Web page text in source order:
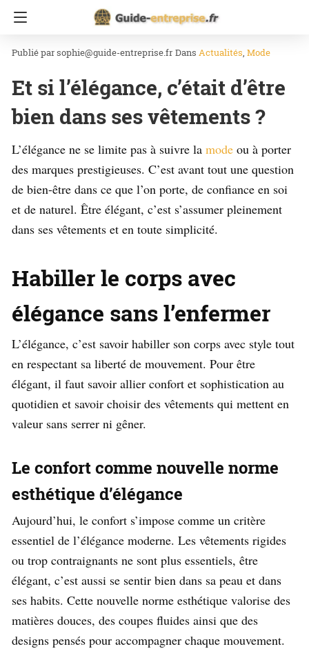
Accueil
sophie@guide-entreprise.fr Dans Actualités Mode
Et si l’élégance, c’était d’être
bien dans ses vêtements ?
L’élégance ne se limite pas à suivre la mode ou à porter
des marques prestigieuses. C’est avant tout une question
de bien-être dans ce que l’on porte, de confiance en soi
et de naturel. Être élégant, c’est s’assumer pleinement
dans ses vêtements et en toute simplicité.
Habiller le corps avec
élégance sans l’enfermer
L’élégance, c’est savoir habiller son corps avec style tout
en respectant sa liberté de mouvement. Pour être
élégant, il faut savoir allier confort et sophistication au
quotidien et savoir choisir des vêtements qui mettent en
valeur sans serrer ni gêner.
Le confort comme nouvelle norme
esthétique d’élégance
Aujourd’hui, le confort s’impose comme un critère
essentiel de l’élégance moderne. Les vêtements rigides
ou trop contraignants ne sont plus essentiels, être
élégant, c’est aussi se sentir bien dans sa peau et dans
ses habits. Cette nouvelle norme esthétique valorise des
matières douces, des coupes fluides ainsi que des
designs pensés pour accompagner chaque mouvement.